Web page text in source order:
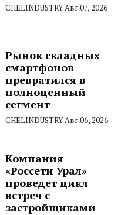
CHELINDUSTRYАвг 07, 2026
Рынок складных
смартфонов
превратился в
полноценный
сегмент
CHELINDUSTRY Авг 06, 2026
Компания
«Россети Урал»
проведет цикл
встреч с
застройщиками